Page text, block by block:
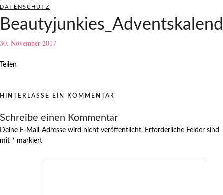
DATENSCHUTZ
30. November 2017
Teilen
HINTERLASSE EIN KOMMENTAR
Schreibe einen Kommentar
Deine E-Mail-Adresse wird nicht veröffentlicht. Erforderliche Felder sind
mit * markiert